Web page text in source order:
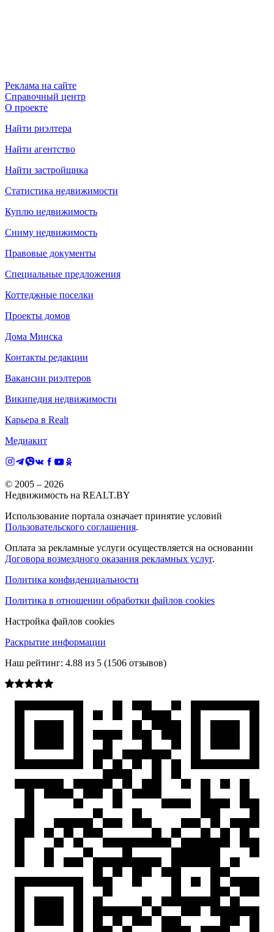
Реклама на сайте
Справочный центр
О проекте
Найти риэлтера
Найти агентство
Найти застройщика
Статистика недвижимости
Куплю недвижимость
Сниму недвижимость
Правовые документы
Специальные предложения
Коттеджные поселки
Проекты домов
Дома Минска
Контакты редакции
Вакансии риэлтеров
Википедия недвижимости
Карьера в Realt
Медиакит
© 2005 – 2026
Недвижимость на REALT.BY
Использование портала означает принятие условий
Пользовательского соглашения.
Оплата за рекламные услуги осуществляется на основании
Договора возмездного оказания рекламных услуг.
Политика конфиденциальности
Политика в отношении обработки файлов cookies
Настройка файлов cookies
Раскрытие информации
Наш рейтинг: 4.88 из 5 (1506 отзывов)